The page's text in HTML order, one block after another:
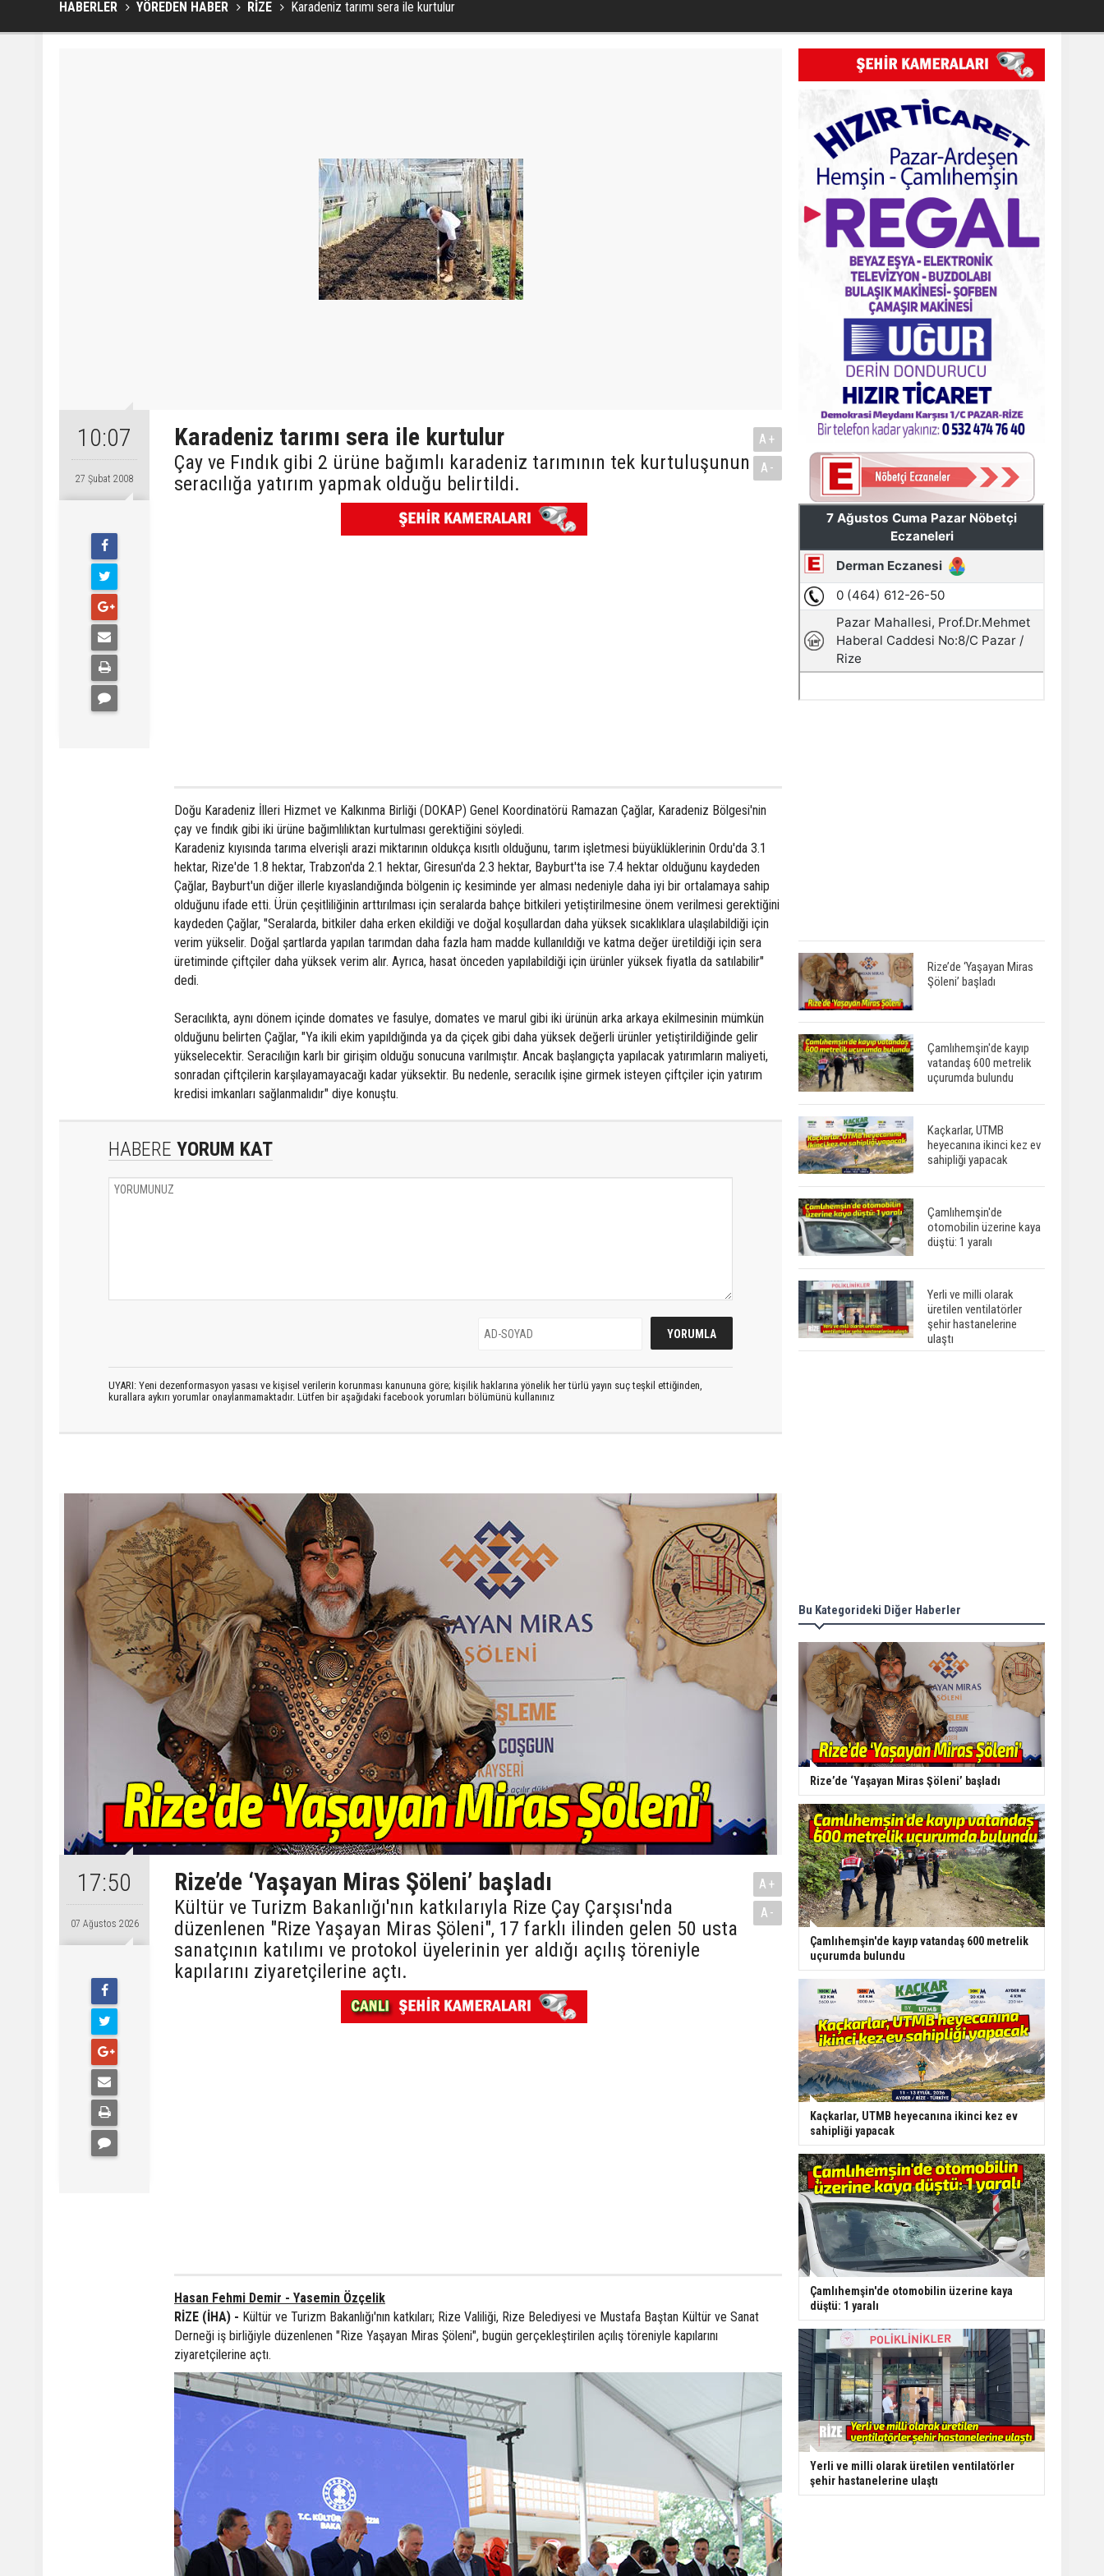
HABERLER YÖREDEN HABER RİZE Karadeniz tarımı sera ile kurtulur
10:07
27 Şubat 2008
Karadeniz tarımı sera ile kurtulur
Çay ve Fındık gibi 2 ürüne bağımlı karadeniz tarımının tek kurtuluşunun
seracılığa yatırım yapmak olduğu belirtildi.
A+
A-
Doğu Karadeniz İlleri Hizmet ve Kalkınma Birliği (DOKAP) Genel Koordinatörü Ramazan Çağlar, Karadeniz Bölgesi'nin
çay ve fındık gibi iki ürüne bağımlılıktan kurtulması gerektiğini söyledi.
Karadeniz kıyısında tarıma elverişli arazi miktarının oldukça kısıtlı olduğunu, tarım işletmesi büyüklüklerinin Ordu'da 3.1
hektar, Rize'de 1.8 hektar, Trabzon'da 2.1 hektar, Giresun'da 2.3 hektar, Bayburt'ta ise 7.4 hektar olduğunu kaydeden
Çağlar, Bayburt'un diğer illerle kıyaslandığında bölgenin iç kesiminde yer alması nedeniyle daha iyi bir ortalamaya sahip
olduğunu ifade etti. Ürün çeşitliliğinin arttırılması için seralarda bahçe bitkileri yetiştirilmesine önem verilmesi gerektiğini
kaydeden Çağlar, "Seralarda, bitkiler daha erken ekildiği ve doğal koşullardan daha yüksek sıcaklıklara ulaşılabildiği için
verim yükselir. Doğal şartlarda yapılan tarımdan daha fazla ham madde kullanıldığı ve katma değer üretildiği için sera
üretiminde çiftçiler daha yüksek verim alır. Ayrıca, hasat önceden yapılabildiği için ürünler yüksek fiyatla da satılabilir"
dedi.
Seracılıkta, aynı dönem içinde domates ve fasulye, domates ve marul gibi iki ürünün arka arkaya ekilmesinin mümkün
olduğunu belirten Çağlar, "Ya ikili ekim yapıldığında ya da çiçek gibi daha yüksek değerli ürünler yetiştirildiğinde gelir
yükselecektir. Seracılığın karlı bir girişim olduğu sonucuna varılmıştır. Ancak başlangıçta yapılacak yatırımların maliyeti,
sonradan çiftçilerin karşılayamayacağı kadar yüksektir. Bu nedenle, seracılık işine girmek isteyen çiftçiler için yatırım
kredisi imkanları sağlanmalıdır" diye konuştu.
HABERE YORUM KAT
UYARI: Yeni dezenformasyon yasası ve kişisel verilerin korunması kanununa göre; kişilik haklarına yönelik her türlü yayın suç teşkil ettiğinden,
kurallara aykırı yorumlar onaylanmamaktadır. Lütfen bir aşağıdaki facebook yorumları bölümünü kullanınız
17:50
07 Ağustos 2026
Rize’de ‘Yaşayan Miras Şöleni’ başladı
Kültür ve Turizm Bakanlığı'nın katkılarıyla Rize Çay Çarşısı'nda
düzenlenen "Rize Yaşayan Miras Şöleni", 17 farklı ilinden gelen 50 usta
sanatçının katılımı ve protokol üyelerinin yer aldığı açılış töreniyle
kapılarını ziyaretçilerine açtı.
A+
A-
Hasan Fehmi Demir - Yasemin Özçelik
RİZE (İHA) - Kültür ve Turizm Bakanlığı'nın katkıları; Rize Valiliği, Rize Belediyesi ve Mustafa Baştan Kültür ve Sanat
Derneği iş birliğiyle düzenlenen "Rize Yaşayan Miras Şöleni", bugün gerçekleştirilen açılış töreniyle kapılarını
ziyaretçilerine açtı.
Rize’de ‘Yaşayan Miras
Şöleni’ başladı
Çamlıhemşin'de kayıp
vatandaş 600 metrelik
uçurumda bulundu
Kaçkarlar, UTMB
heyecanına ikinci kez ev
sahipliği yapacak
Çamlıhemşin'de
otomobilin üzerine kaya
düştü: 1 yaralı
Yerli ve milli olarak
üretilen ventilatörler
şehir hastanelerine
ulaştı
Bu Kategorideki Diğer Haberler
Rize’de ‘Yaşayan Miras Şöleni’ başladı
Çamlıhemşin'de kayıp vatandaş 600 metrelik
uçurumda bulundu
Kaçkarlar, UTMB heyecanına ikinci kez ev
sahipliği yapacak
Çamlıhemşin'de otomobilin üzerine kaya
düştü: 1 yaralı
Yerli ve milli olarak üretilen ventilatörler
şehir hastanelerine ulaştı